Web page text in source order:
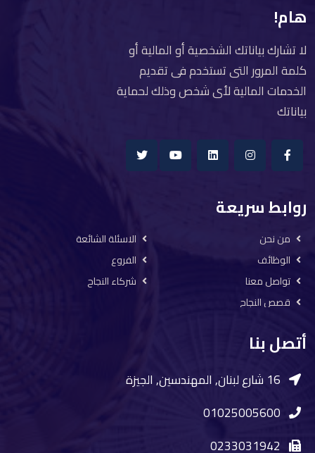
هام!
لا تشارك بياناتك الشخصية أو المالية أو
كلمة المرور التى تستخدم فى تقديم
الخدمات المالية لأى شخص وذلك لحماية
بياناتك
روابط سريعة
من نحن
الوظائف
تواصل معنا
قصص النجاح
الاسئلة الشائعة
الفروع
شركاء النجاح
أتصل بنا